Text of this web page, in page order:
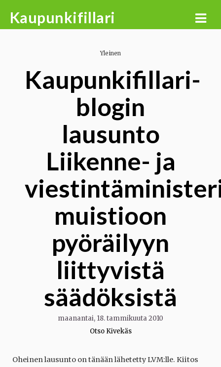
Kaupunkifillari
Yleinen
Kaupunkifillari-
blogin
lausunto
Liikenne- ja
muistioon
pyöräilyyn
liittyvistä
säädöksistä
maanantai, 18. tammikuuta 2010
Otso Kivekäs
Oheinen lausunto on tänään lähetetty LVM:lle. Kiitos